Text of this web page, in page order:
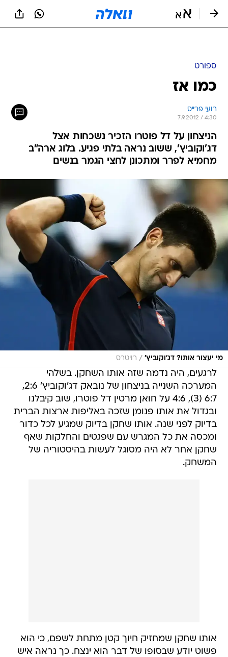
ספורט
כמו אז
רועי פרייס
7.9.2012 / 4:30
הניצחון על דל פוטרו הזכיר נשכחות אצל
דג'וקוביץ', ששוב נראה בלתי פגיע. בלוג ארה"ב
מחמיא לפרר ומתכונן לחצי הגמר בנשים
מי יעצור אותו? דג'וקוביץ' / רויטרס
לרגעים, היה נדמה שזה אותו השחקן. בשלהי
המערכה השנייה בניצחון של נובאק דג'וקוביץ' 2:6,
6:7 (3), 4:6 על חואן מרטין דל פוטרו, שוב קיבלנו
ובגדול את אותו פנומן שזכה באליפות ארצות הברית
בדיוק לפני שנה. אותו שחקן בדיוק שמגיע לכל כדור
ומכסה את כל המגרש עם שפגטים והחלקות שאף
שחקן אחר לא היה מסוגל לעשות בהיסטוריה של
המשחק.
אותו שחקן שמחזיק חיוך קטן מתחת לשפם, כי הוא
פשוט יודע שבסופו של דבר הוא ינצח. כך נראה איש